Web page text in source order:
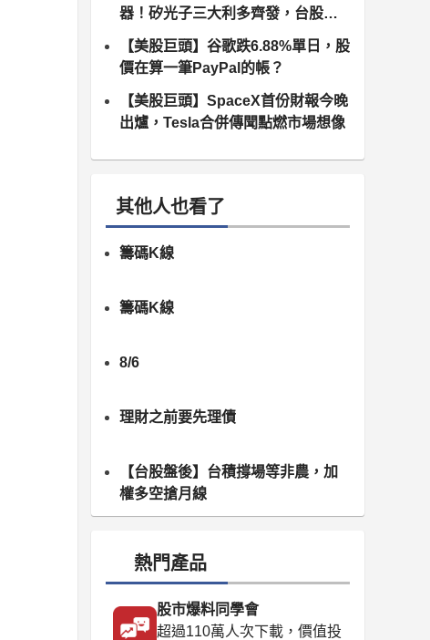
器！矽光子三大利多齊發，台股供
應鏈同步噴出
【美股巨頭】谷歌跌6.88%單日，股
價在算一筆PayPal的帳？
【美股巨頭】SpaceX首份財報今晚
出爐，Tesla合併傳聞點燃市場想像
其他人也看了
籌碼K線
籌碼K線
8/6
理財之前要先理債
【台股盤後】台積撐場等非農，加
權多空搶月線
熱門產品
股市爆料同學會
超過110萬人次下載，價值投